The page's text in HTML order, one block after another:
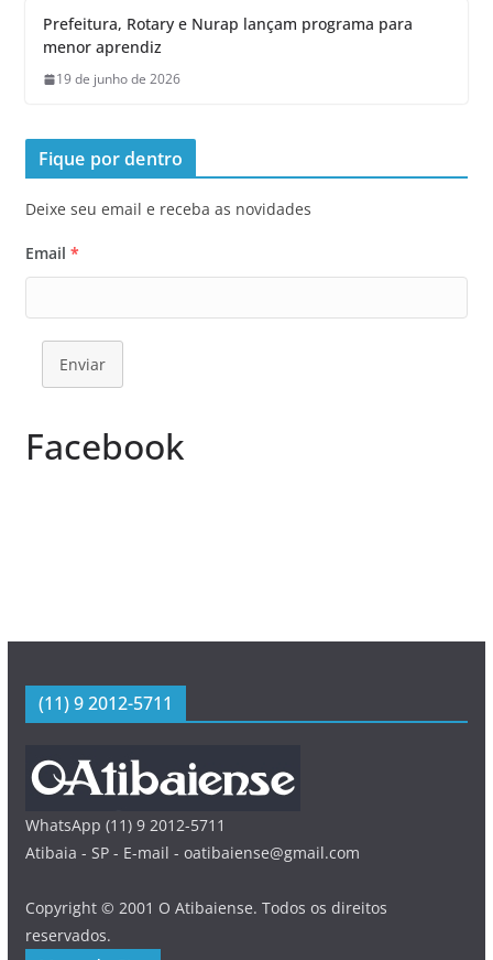
Prefeitura, Rotary e Nurap lançam programa para
menor aprendiz
19 de junho de 2026
Fique por dentro
Deixe seu email e receba as novidades
Email *
Enviar
Facebook
(11) 9 2012-5711
WhatsApp (11) 9 2012-5711
Atibaia - SP - E-mail - oatibaiense@gmail.com
Copyright © 2001 O Atibaiense. Todos os direitos
reservados.